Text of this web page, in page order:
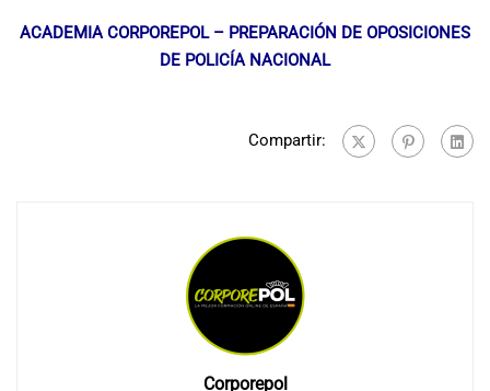
ACADEMIA CORPOREPOL – PREPARACIÓN DE OPOSICIONES
DE POLICÍA NACIONAL
Compartir:
Corporepol